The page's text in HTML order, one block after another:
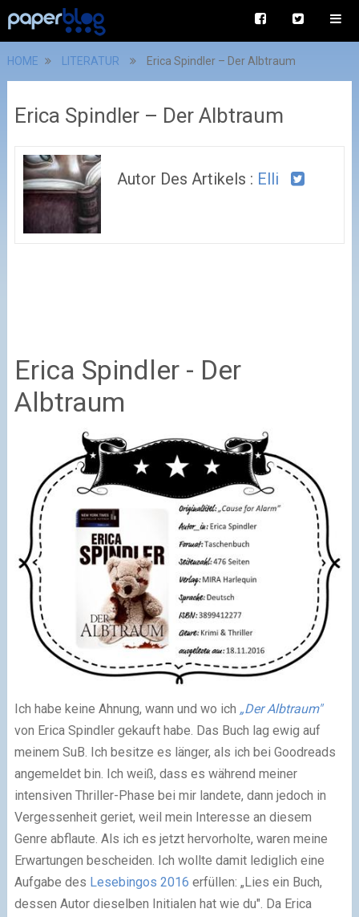
HOME LITERATUR Erica Spindler – Der Albtraum
Erica Spindler – Der Albtraum
Autor Des Artikels : Elli
Erica Spindler - Der
Albtraum
Ich habe keine Ahnung, wann und wo ich „Der Albtraum"
von Erica Spindler gekauft habe. Das Buch lag ewig auf
meinem SuB. Ich besitze es länger, als ich bei Goodreads
angemeldet bin. Ich weiß, dass es während meiner
intensiven Thriller-Phase bei mir landete, dann jedoch in
Vergessenheit geriet, weil mein Interesse an diesem
Genre abflaute. Als ich es jetzt hervorholte, waren meine
Erwartungen bescheiden. Ich wollte damit lediglich eine
Aufgabe des Lesebingos 2016 erfüllen: „Lies ein Buch,
dessen Autor dieselben Initialen hat wie du". Da Erica